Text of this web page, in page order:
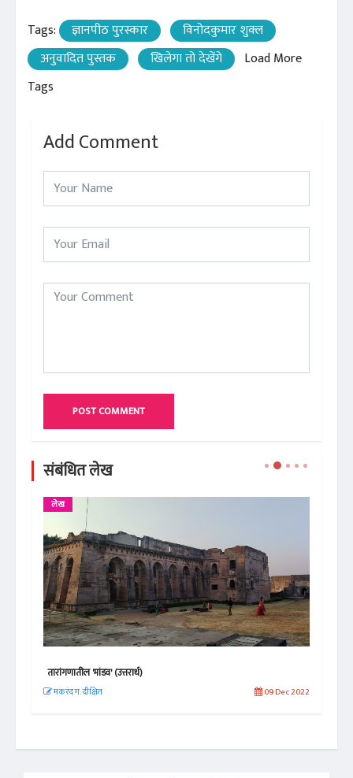
Tags: ज्ञानपीठ पुरस्कार
विनोदकुमार शुक्ल
अनुवादित पुस्तक
खिलेगा तो देखेंगे
Load More
Tags
Add Comment
POST COMMENT
संबंधित लेख
लेख
तारांगणातील 'मांडव' (उत्तरार्ध)
मकरंद ग. दीक्षित 09 Dec 2022